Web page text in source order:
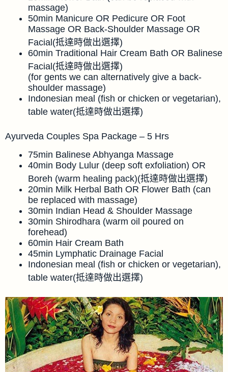
massage)
50min Manicure OR Pedicure OR Foot
Massage OR Back-Shoulder Massage OR
Facial(抵達時做出選擇)
60min Traditional Hair Cream Bath OR Balinese
Facial(抵達時做出選擇)
(for gents we can alternatively give a back-
shoulder massage)
Indonesian meal (fish or chicken or vegetarian),
table water(抵達時做出選擇)
Ayurveda Couples Spa Package – 5 Hrs
75min Balinese Abhyanga Massage
40min Body Lulur (deep soft exfoliation) OR
Boreh (warm healing pack)(抵達時做出選擇)
20min Milk Herbal Bath OR Flower Bath (can
be replaced with massage)
30min Indian Head & Shoulder Massage
30min Shirodhara (warm oil poured on
forehead)
60min Hair Cream Bath
45min Lymphatic Drainage Facial
Indonesian meal (fish or chicken or vegetarian),
table water(抵達時做出選擇)